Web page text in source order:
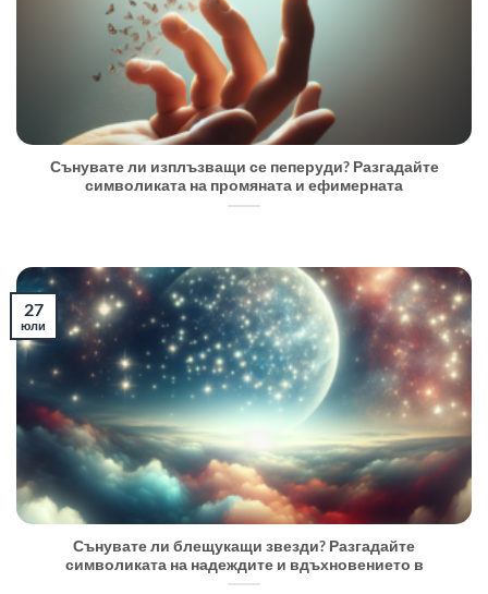
Сънувате ли изплъзващи се пеперуди? Разгадайте
символиката на промяната и ефимерната
Сънувате ли блещукащи звезди? Разгадайте
символиката на надеждите и вдъхновението в
27
юли